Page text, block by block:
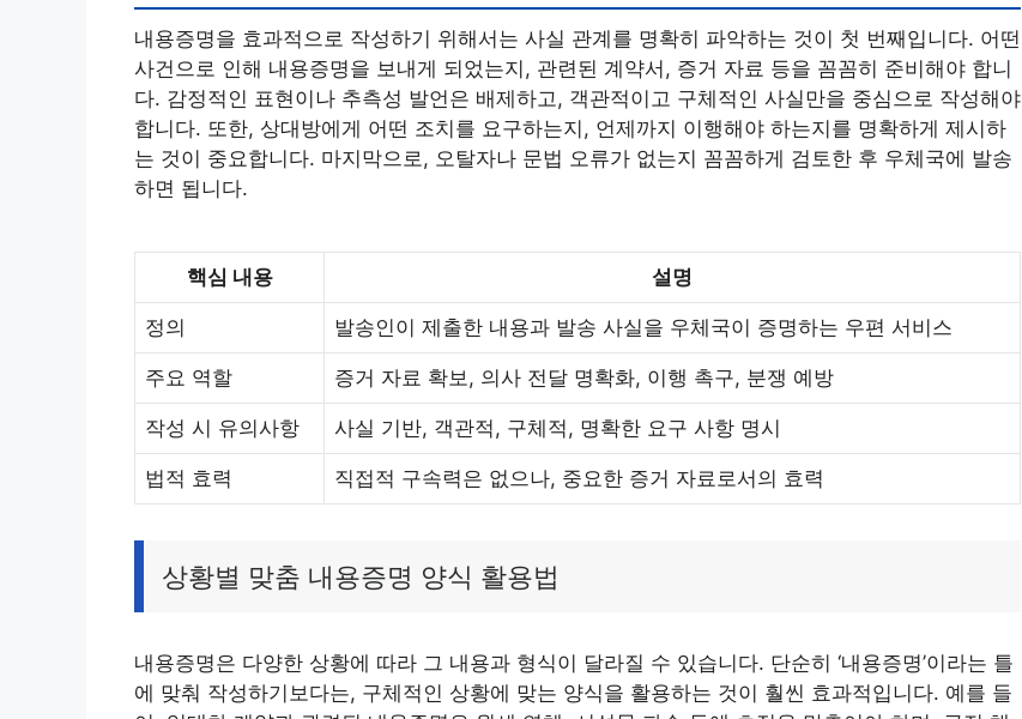
내용증명을 효과적으로 작성하기 위해서는 사실 관계를 명확히 파악하는 것이 첫 번째입니다. 어떤
사건으로 인해 내용증명을 보내게 되었는지, 관련된 계약서, 증거 자료 등을 꼼꼼히 준비해야 합니
다. 감정적인 표현이나 추측성 발언은 배제하고, 객관적이고 구체적인 사실만을 중심으로 작성해야
합니다. 또한, 상대방에게 어떤 조치를 요구하는지, 언제까지 이행해야 하는지를 명확하게 제시하
는 것이 중요합니다. 마지막으로, 오탈자나 문법 오류가 없는지 꼼꼼하게 검토한 후 우체국에 발송
하면 됩니다.
핵심 내용 설명
정의 발송인이 제출한 내용과 발송 사실을 우체국이 증명하는 우편 서비스
주요 역할 증거 자료 확보, 의사 전달 명확화, 이행 촉구, 분쟁 예방
작성 시 유의사항 사실 기반, 객관적, 구체적, 명확한 요구 사항 명시
법적 효력 직접적 구속력은 없으나, 중요한 증거 자료로서의 효력
상황별 맞춤 내용증명 양식 활용법
내용증명은 다양한 상황에 따라 그 내용과 형식이 달라질 수 있습니다. 단순히 ‘내용증명’이라는 틀
에 맞춰 작성하기보다는, 구체적인 상황에 맞는 양식을 활용하는 것이 훨씬 효과적입니다. 예를 들